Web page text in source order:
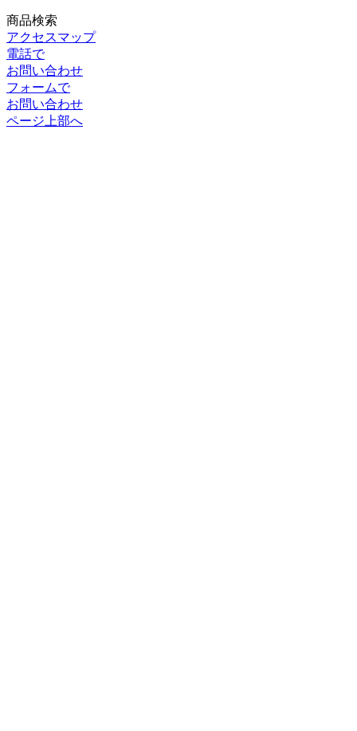
商品検索
アクセスマップ
電話で
お問い合わせ
フォームで
お問い合わせ
ページ上部へ